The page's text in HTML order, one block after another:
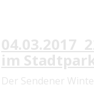
04.03.2017
im
Der Sendener